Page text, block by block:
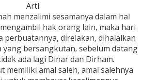
Arti:
menzalimi sesamanya dalam hal
hak orang lain, maka hari
perbuatannya, direlakan, dihalalkan
yang bersangkutan, sebelum datang
ada lagi Dinar dan Dirham.
memiliki amal saleh, amal salehnya